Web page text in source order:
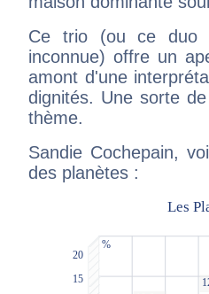
Ce trio (ou ce duo
inconnue) offre un
amont d'une
dignités. Une sorte
thème.
Sandie Cochepain,
des planètes :